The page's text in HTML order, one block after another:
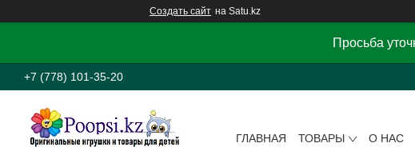
Создать сайт на Satu.kz
Просьба
+7 (778) 101-35-20
ГЛАВНАЯ ТОВАРЫ О НАС